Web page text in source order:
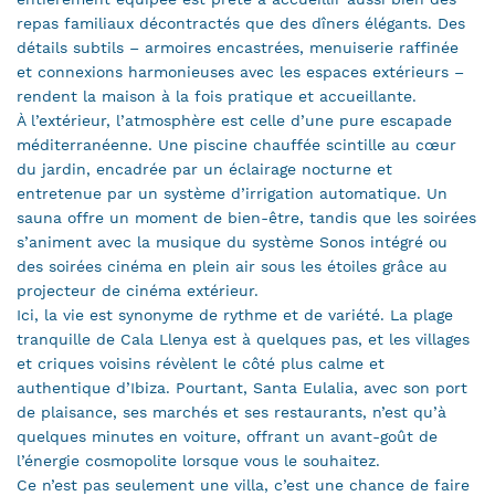
repas familiaux décontractés que des dîners élégants. Des
détails subtils – armoires encastrées, menuiserie raffinée
et connexions harmonieuses avec les espaces extérieurs –
rendent la maison à la fois pratique et accueillante.
À l’extérieur, l’atmosphère est celle d’une pure escapade
méditerranéenne. Une piscine chauffée scintille au cœur
du jardin, encadrée par un éclairage nocturne et
entretenue par un système d’irrigation automatique. Un
sauna offre un moment de bien-être, tandis que les soirées
s’animent avec la musique du système Sonos intégré ou
des soirées cinéma en plein air sous les étoiles grâce au
projecteur de cinéma extérieur.
Ici, la vie est synonyme de rythme et de variété. La plage
tranquille de Cala Llenya est à quelques pas, et les villages
et criques voisins révèlent le côté plus calme et
authentique d’Ibiza. Pourtant, Santa Eulalia, avec son port
de plaisance, ses marchés et ses restaurants, n’est qu’à
quelques minutes en voiture, offrant un avant-goût de
l’énergie cosmopolite lorsque vous le souhaitez.
Ce n’est pas seulement une villa, c’est une chance de faire